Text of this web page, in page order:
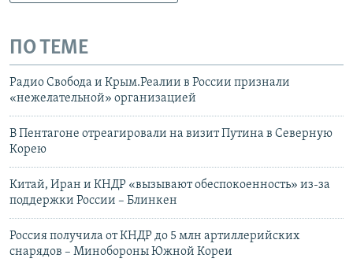
ПО ТЕМЕ
Радио Свобода и Крым.Реалии в России признали
«нежелательной» организацией
В Пентагоне отреагировали на визит Путина в Северную
Корею
Китай, Иран и КНДР «вызывают обеспокоенность» из-за
поддержки России – Блинкен
Россия получила от КНДР до 5 млн артиллерийских
снарядов – Минобороны Южной Кореи